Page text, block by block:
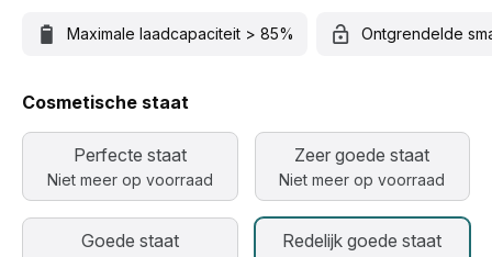
Maximale laadcapaciteit > 85% Ontgrendelde
Cosmetische staat
Perfecte staat
Niet meer op voorraad
Zeer goede staat
Niet meer op voorraad
Goede staat Redelijk goede staat